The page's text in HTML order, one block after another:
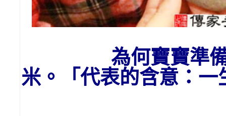
為何寶寶準
米。「代表的含意：